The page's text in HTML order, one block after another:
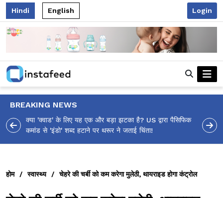
Hindi English Login
BREAKING NEWS
आलिया भट्ट का मज़ेदार 'शर्वरी कहाँ है?' पोस्ट, 'अल्फा' टीज़र पर
उठे सवालों का मज़ाकिया जवाब!
होम / स्वास्थ्य / चेहरे की चर्बी को कम करेगा मुलेठी, थायराइड होगा कंट्रोल